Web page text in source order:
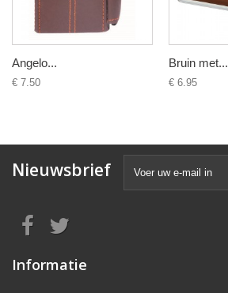
Angelo...
€ 7.50
Bruin met...
€ 6.95
Nieuwsbrief
Informatie